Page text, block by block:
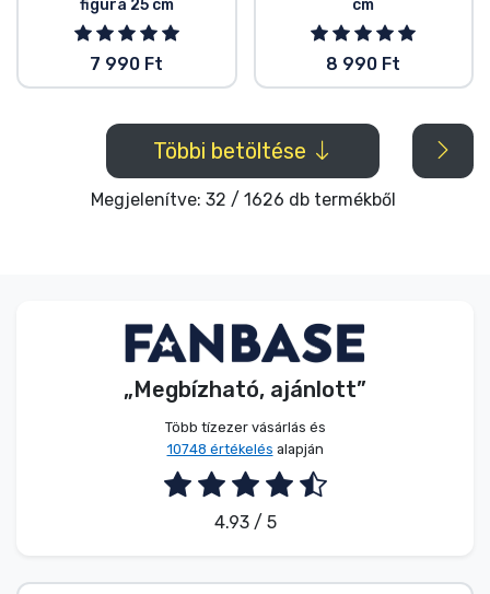
figura 25 cm
7 990 Ft
cm
8 990 Ft
Többi betöltése
Megjelenítve: 32 / 1626 db termékből
„Megbízható, ajánlott”
Több tízezer vásárlás és
10748 értékelés alapján
4.93 / 5